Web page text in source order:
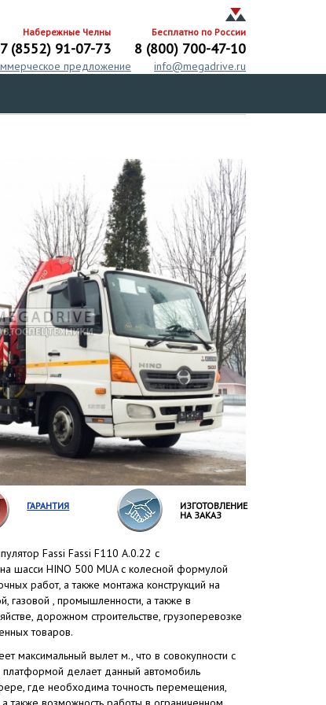
Бесплатно по России
8 (800) 700-47-10
Набережные Челны
(8552) 91-07-73
предложение
info@megadrive.ru
ГАРАНТИЯ
ИЗГОТОВЛЕНИЕ
НА ЗАКАЗ
Fassi Fassi F110 A.0.22 с
шасси HINO 500 MUA с колесной формулой
работ, а также монтажа конструкций на
газовой , промышленности, а также в
дорожном строительстве, грузоперевозке
товаров.
максимальный вылет м., что в совокупности с
делает данный автомобиль
где необходима точность перемещения,